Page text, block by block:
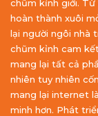
chũm kỉnh giới.
hoàn thành xuôi
lại người ngôi nhà
chũm kỉnh cam
mang lại tất cả
nhiên tuy nhiên
mang lại internet
minh hơn. Phát